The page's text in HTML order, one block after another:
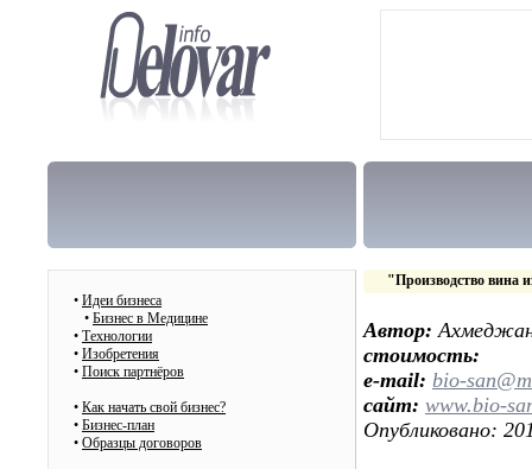
• Идеи бизнеса
• Бизнес в Медицине
• Технологии
• Изобретения
• Поиск партнёров
• Как начать свой бизнес?
• Бизнес-план
• Образцы договоров
"Производство вина
Автор:
стоимость:
e-mail: bio-
сайт: www.bio-
Опубликовано: